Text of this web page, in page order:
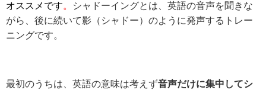
オススメです
シャドーイングとは、英語の音声を聞きな
がら、後に続いて影（シャドー）のように発声するトレー
ニングです。
最初のうちは、英語の意味は考えず音声だけに集中してシ